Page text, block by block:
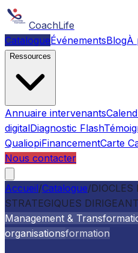
CoachLife
CatalogueÉvénementsBlogÀ
Ressources
Annuaire intervenants
digitalDiagnostic Flash
QualiopiFinancementCarte
Nous contacter
Accueil/Catalogue/DIOCLES
STRATEGIQUES
Management &
organisationsformation